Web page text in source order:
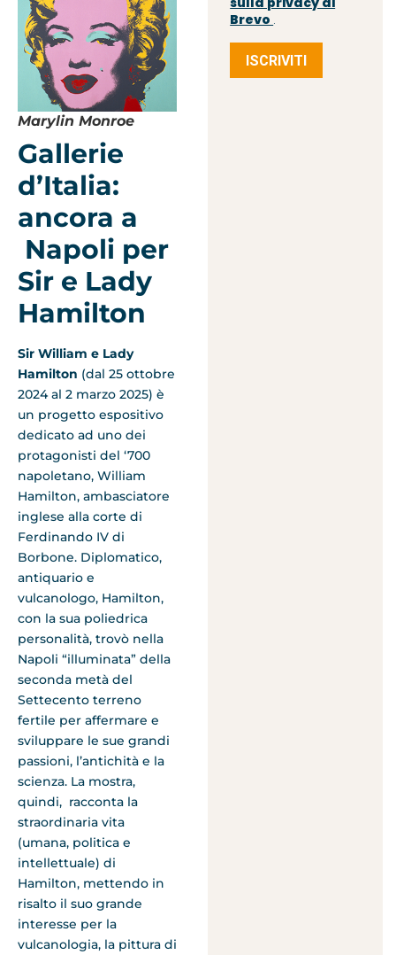
Marylin Monroe
Gallerie
d’Italia:
ancora a
Napoli per
Sir e Lady
Hamilton
Sir William e Lady
Hamilton (dal 25 ottobre
2024 al 2 marzo 2025) è
un progetto espositivo
dedicato ad uno dei
protagonisti del ‘700
napoletano, William
Hamilton, ambasciatore
inglese alla corte di
Ferdinando IV di
Borbone. Diplomatico,
antiquario e
vulcanologo, Hamilton,
con la sua poliedrica
personalità, trovò nella
Napoli “illuminata” della
seconda metà del
Settecento terreno
fertile per affermare e
sviluppare le sue grandi
passioni, l’antichità e la
scienza. La mostra,
quindi, racconta la
straordinaria vita
(umana, politica e
intellettuale) di
Hamilton, mettendo in
risalto il suo grande
interesse per la
vulcanologia, la pittura di
Brevo .
ISCRIVITI